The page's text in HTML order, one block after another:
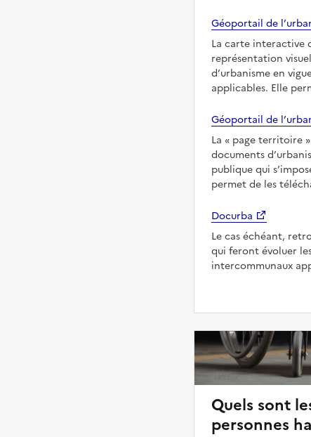
Géoportail de
La carte interactive
représentation
d’urbanisme en
applicables. Elle
Géoportail de
La
page territoire
documents
publique qui
permet de les
Docurba
Le cas échéant,
qui feront évoluer
intercommunaux
Quels sont
personnes